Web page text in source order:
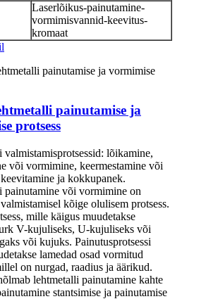
Laserlõikus-painutamine-
vormimisvannid-keevitus-
kromaat
painutamise ja
protsess
valmistamisprotsessid: lõikamine,
või vormimine, keermestamine või
ja kokkupanek.
painutamine või vormimine on
kõige olulisem protsess.
mille käigus muudetakse
V-kujuliseks, U-kujuliseks või
või kujuks. Painutusprotsessi
lamedad osad vormitud
on nurgad, raadius ja äärikud.
lehtmetalli painutamine kahte
stantsimise ja painutamise